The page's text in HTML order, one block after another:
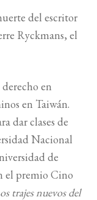
hijo
del escritor
Ryckmans, el
en
en Taiwán.
dar clases de
Nacional
de
el premio Cino
trajes nuevos del